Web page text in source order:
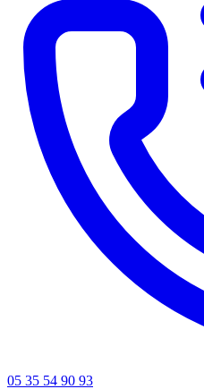
05 35 54 90 93